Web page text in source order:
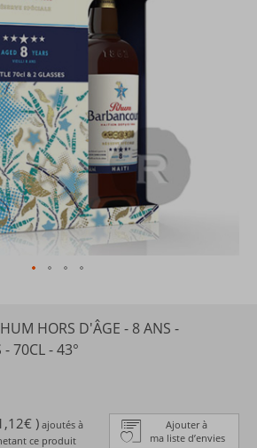
HORS D'ÂGE - 8 ANS -
- 70CL - 43°
Ajouter à
ma liste d’envies
) ajoutés à
ce produit